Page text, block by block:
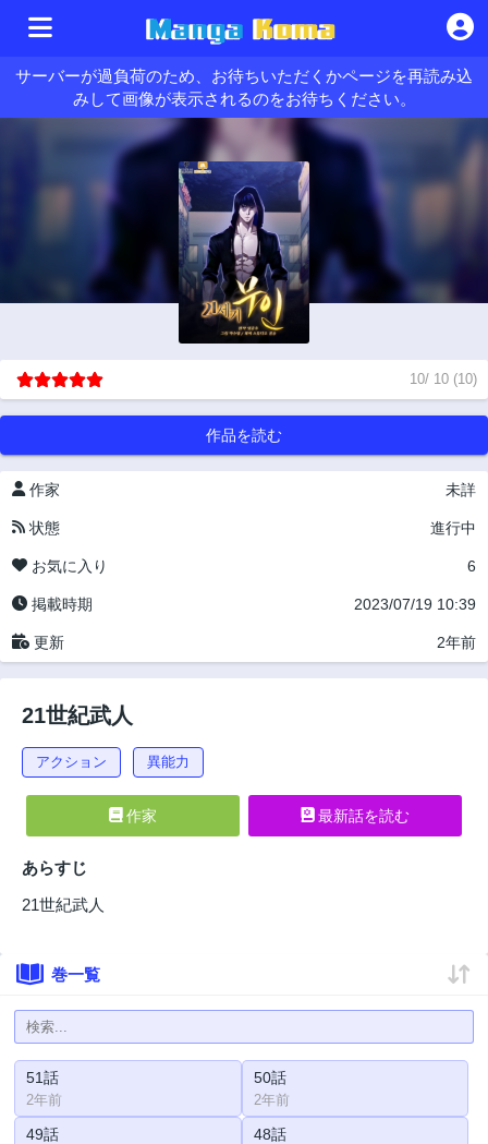
サーバーが過負荷のため、お待ちいただくかページを再読み込
みして画像が表示されるのをお待ちください。
10/ 10 (10)
作品を読む
作家 未詳
状態 進行中
お気に入り 6
掲載時期 2023/07/19 10:39
更新 2年前
21世紀武人
アクション 異能力
作家 最新話を読む
あらすじ
21世紀武人
巻一覧
51話
2年前
50話
2年前
49話 48話